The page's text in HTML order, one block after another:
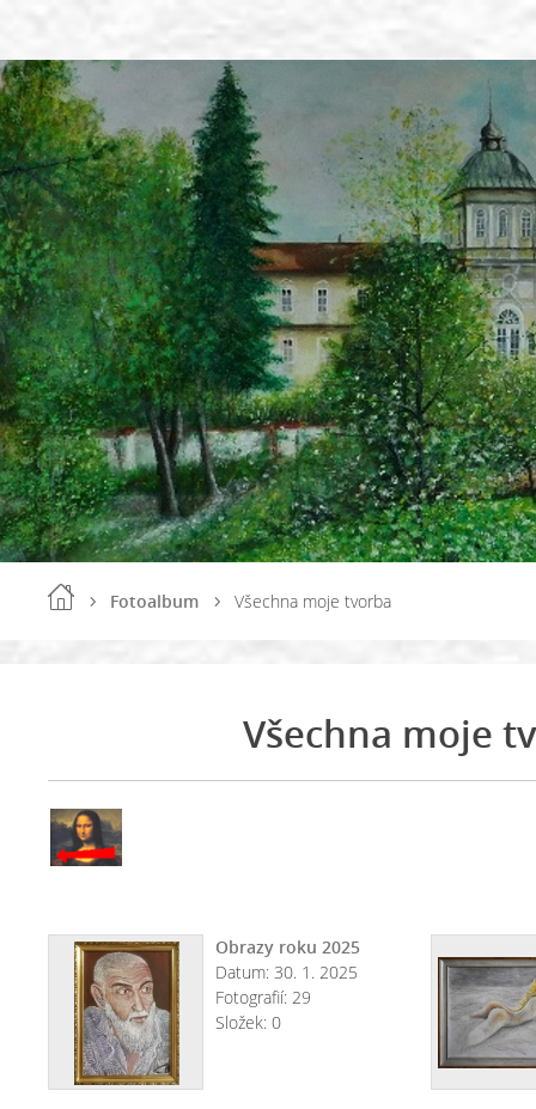
Fotoalbum Všechna moje tvorba
Všechna moje
Obrazy roku 2025
Datum: 30. 1. 2025
Fotografií: 29
Složek: 0